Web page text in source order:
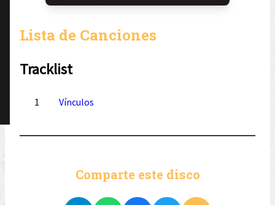
Lista de Canciones
Tracklist
1 Vínculos
Comparte este disco